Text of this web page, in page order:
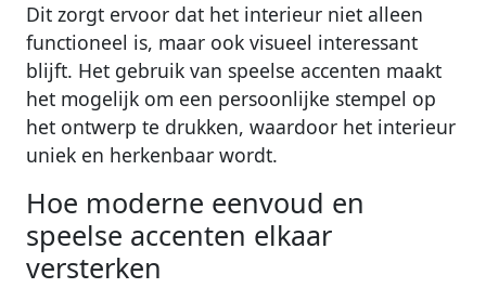
Dit zorgt ervoor dat het interieur niet alleen
functioneel is, maar ook visueel interessant
blijft. Het gebruik van speelse accenten maakt
het mogelijk om een persoonlijke stempel op
het ontwerp te drukken, waardoor het interieur
uniek en herkenbaar wordt.
Hoe moderne eenvoud en
speelse accenten elkaar
versterken